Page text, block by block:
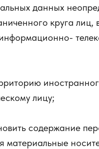
данных
круга лиц,
лицу;
содержание
материальные